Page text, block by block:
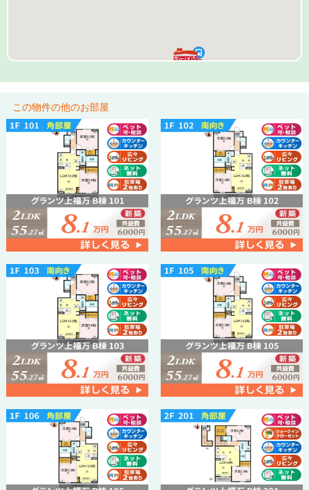
この物件の他のお部屋